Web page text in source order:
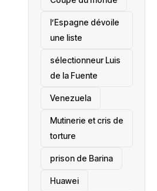
l’Espagne dévoile
une liste
sélectionneur Luis
de la Fuente
‎Venezuela
Mutinerie et cris de
torture
prison de Barina
Huawei